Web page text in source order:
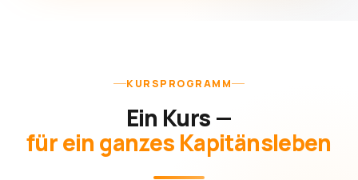
KURSPROGRAMM
Ein Kurs —
für ein ganzes Kapitänsleben